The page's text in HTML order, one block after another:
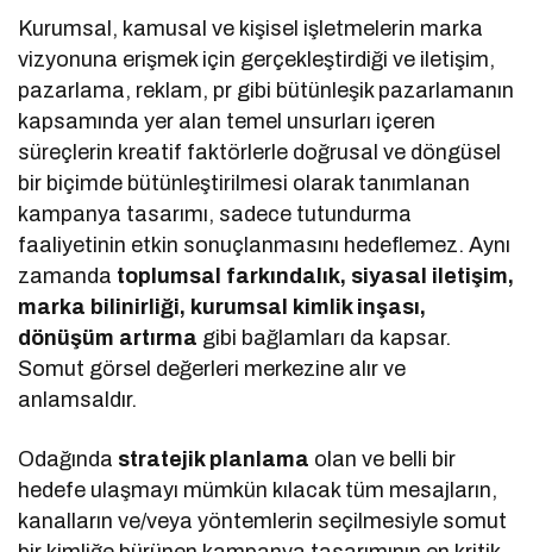
Kurumsal, kamusal ve kişisel işletmelerin marka
vizyonuna erişmek için gerçekleştirdiği ve iletişim,
pazarlama, reklam, pr gibi bütünleşik pazarlamanın
kapsamında yer alan temel unsurları içeren
süreçlerin kreatif faktörlerle doğrusal ve döngüsel
bir biçimde bütünleştirilmesi olarak tanımlanan
kampanya tasarımı, sadece tutundurma
faaliyetinin etkin sonuçlanmasını hedeflemez. Aynı
zamanda toplumsal farkındalık, siyasal iletişim,
marka bilinirliği, kurumsal kimlik inşası,
dönüşüm artırma gibi bağlamları da kapsar.
Somut görsel değerleri merkezine alır ve
anlamsaldır.
Odağında stratejik planlama olan ve belli bir
hedefe ulaşmayı mümkün kılacak tüm mesajların,
kanalların ve/veya yöntemlerin seçilmesiyle somut